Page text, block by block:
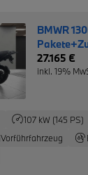
BMWR
27.165 €
inkl. 19%
107 kW (145 PS)
Vorführfahrzeug